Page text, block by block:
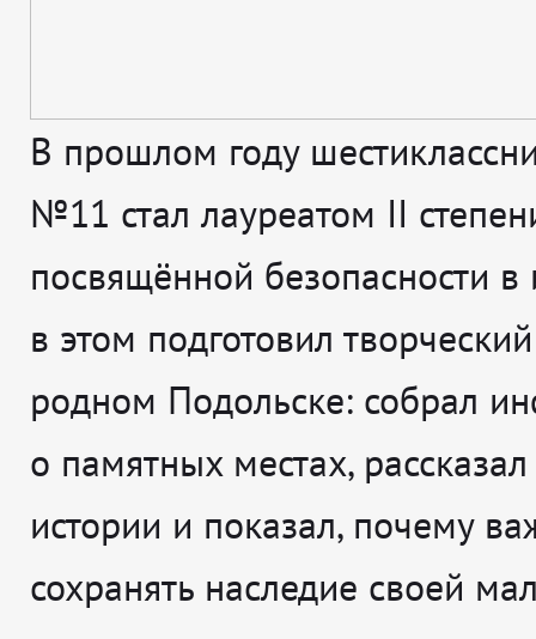
В прошлом году
№11 стал лауреатом II
посвящённой безопасности в
в этом подготовил
родном Подольске: собрал
о памятных местах,
истории и показал, почему
сохранять наследие своей